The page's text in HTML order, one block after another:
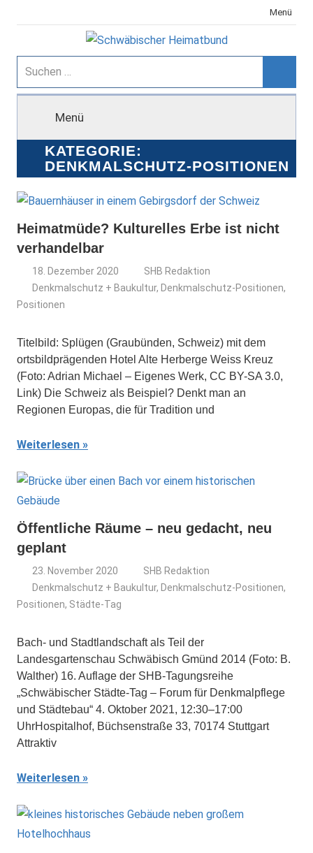
Inhalt
Menü
Schwäbischer
Heimatbund
Suchen
nach:
Menü
KATEGORIE:
DENKMALSCHUTZ-POSITIONEN
Heimatmüde? Kulturelles Erbe ist nicht
verhandelbar
18. Dezember 2020
SHB Redaktion
Denkmalschutz + Baukultur, Denkmalschutz-Positionen,
Positionen
Titelbild: Splügen (Graubünden, Schweiz) mit dem
ortsbildprägenden Hotel Alte Herberge Weiss Kreuz
(Foto: Adrian Michael – Eigenes Werk, CC BY-SA 3.0,
Link) Die Schweiz als Beispiel? Denkt man an
Regionen Europas, die für Tradition und
Weiterlesen
Öffentliche Räume – neu gedacht, neu
geplant
23. November 2020
SHB Redaktion
Denkmalschutz + Baukultur, Denkmalschutz-Positionen,
Positionen, Städte-Tag
Bach- und Stadtlandschaft als Teil der
Landesgartenschau Schwäbisch Gmünd 2014 (Foto: B.
Walther) 16. Auflage der SHB-Tagungsreihe
„Schwäbischer Städte-Tag – Forum für Denkmalpflege
und Städtebau“ 4. Oktober 2021, 12:30–17:00
UhrHospitalhof, Büchsenstraße 33, 70174 Stuttgart
Attraktiv
Weiterlesen